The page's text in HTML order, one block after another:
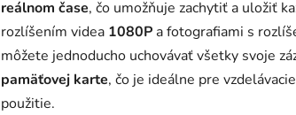
reálnom čase, čo umožňuje zachytiť a uložiť
rozlíšením videa 1080P a fotografiami s
môžete jednoducho uchovávať všetky svoje
pamäťovej karte, čo je ideálne pre
použitie.